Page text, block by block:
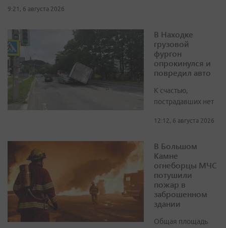
9:21, 6 августа 2026
В Находке
грузовой
фургон
опрокинулся и
повредил авто
К счастью,
пострадавших нет
12:12, 6 августа 2026
В Большом
Камне
огнеборцы МЧС
потушили
пожар в
заброшенном
здании
Общая площадь